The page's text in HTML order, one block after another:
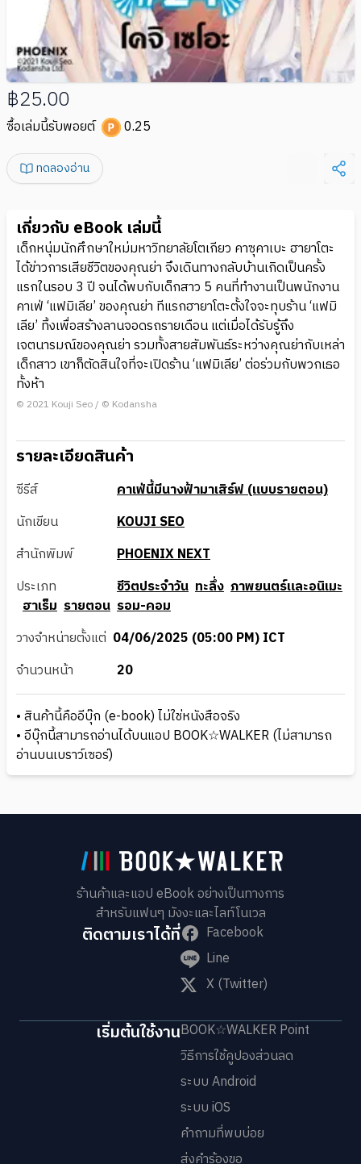
฿25.00
ซื้อเล่มนี้รับพอยต์ 0.25
ทดลองอ่าน
เกี่ยวกับ eBook เล่มนี้
เด็กหนุ่มนักศึกษาใหม่มหาวิทยาลัยโตเกียว คาซุคาเบะ ฮายาโตะ
ได้ข่าวการเสียชีวิตของคุณย่า จึงเดินทางกลับบ้านเกิดเป็นครั้ง
แรกในรอบ 3 ปี จนได้พบกับเด็กสาว 5 คนที่ทำงานเป็นพนักงาน
คาเฟ่ ‘แฟมิเลีย’ ของคุณย่า ทีแรกฮายาโตะตั้งใจจะทุบร้าน ‘แฟมิ
เลีย’ ทิ้งเพื่อสร้างลานจอดรถรายเดือน แต่เมื่อได้รับรู้ถึง
เจตนารมณ์ของคุณย่า รวมทั้งสายสัมพันธ์ระหว่างคุณย่ากับเหล่า
เด็กสาว เขาก็ตัดสินใจที่จะเปิดร้าน ‘แฟมิเลีย’ ต่อร่วมกับพวกเธอ
ทั้งห้า
© 2021 Kouji Seo / © Kodansha
รายละเอียดสินค้า
ซีรีส์
คาเฟ่นี้มีนางฟ้ามาเสิร์ฟ (แบบรายตอน)
นักเขียน
KOUJI SEO
สำนักพิมพ์
PHOENIX NEXT
ประเภท
ชีวิตประจำวัน ทะลึ่ง ภาพยนตร์และอนิเมะ
ฮาเร็ม รายตอน รอม-คอม
วางจำหน่ายตั้งแต่ 04/06/2025 (05:00 PM) ICT
จำนวนหน้า
20
• สินค้านี้คืออีบุ๊ก (e-book) ไม่ใช่หนังสือจริง
• อีบุ๊กนี้สามารถอ่านได้บนแอป BOOK☆WALKER (ไม่สามารถ
อ่านบนเบราว์เซอร์)
ร้านค้าและแอป eBook อย่างเป็นทางการ
สำหรับแฟนๆ มังงะและไลท์โนเวล
ติดตามเราได้ที่
Facebook
Line
X (Twitter)
เริ่มต้นใช้งานBOOK☆WALKER Point
วิธีการใช้คูปองส่วนลด
ระบบ Android
ระบบ iOS
คำถามที่พบบ่อย
ส่งคำร้องขอ